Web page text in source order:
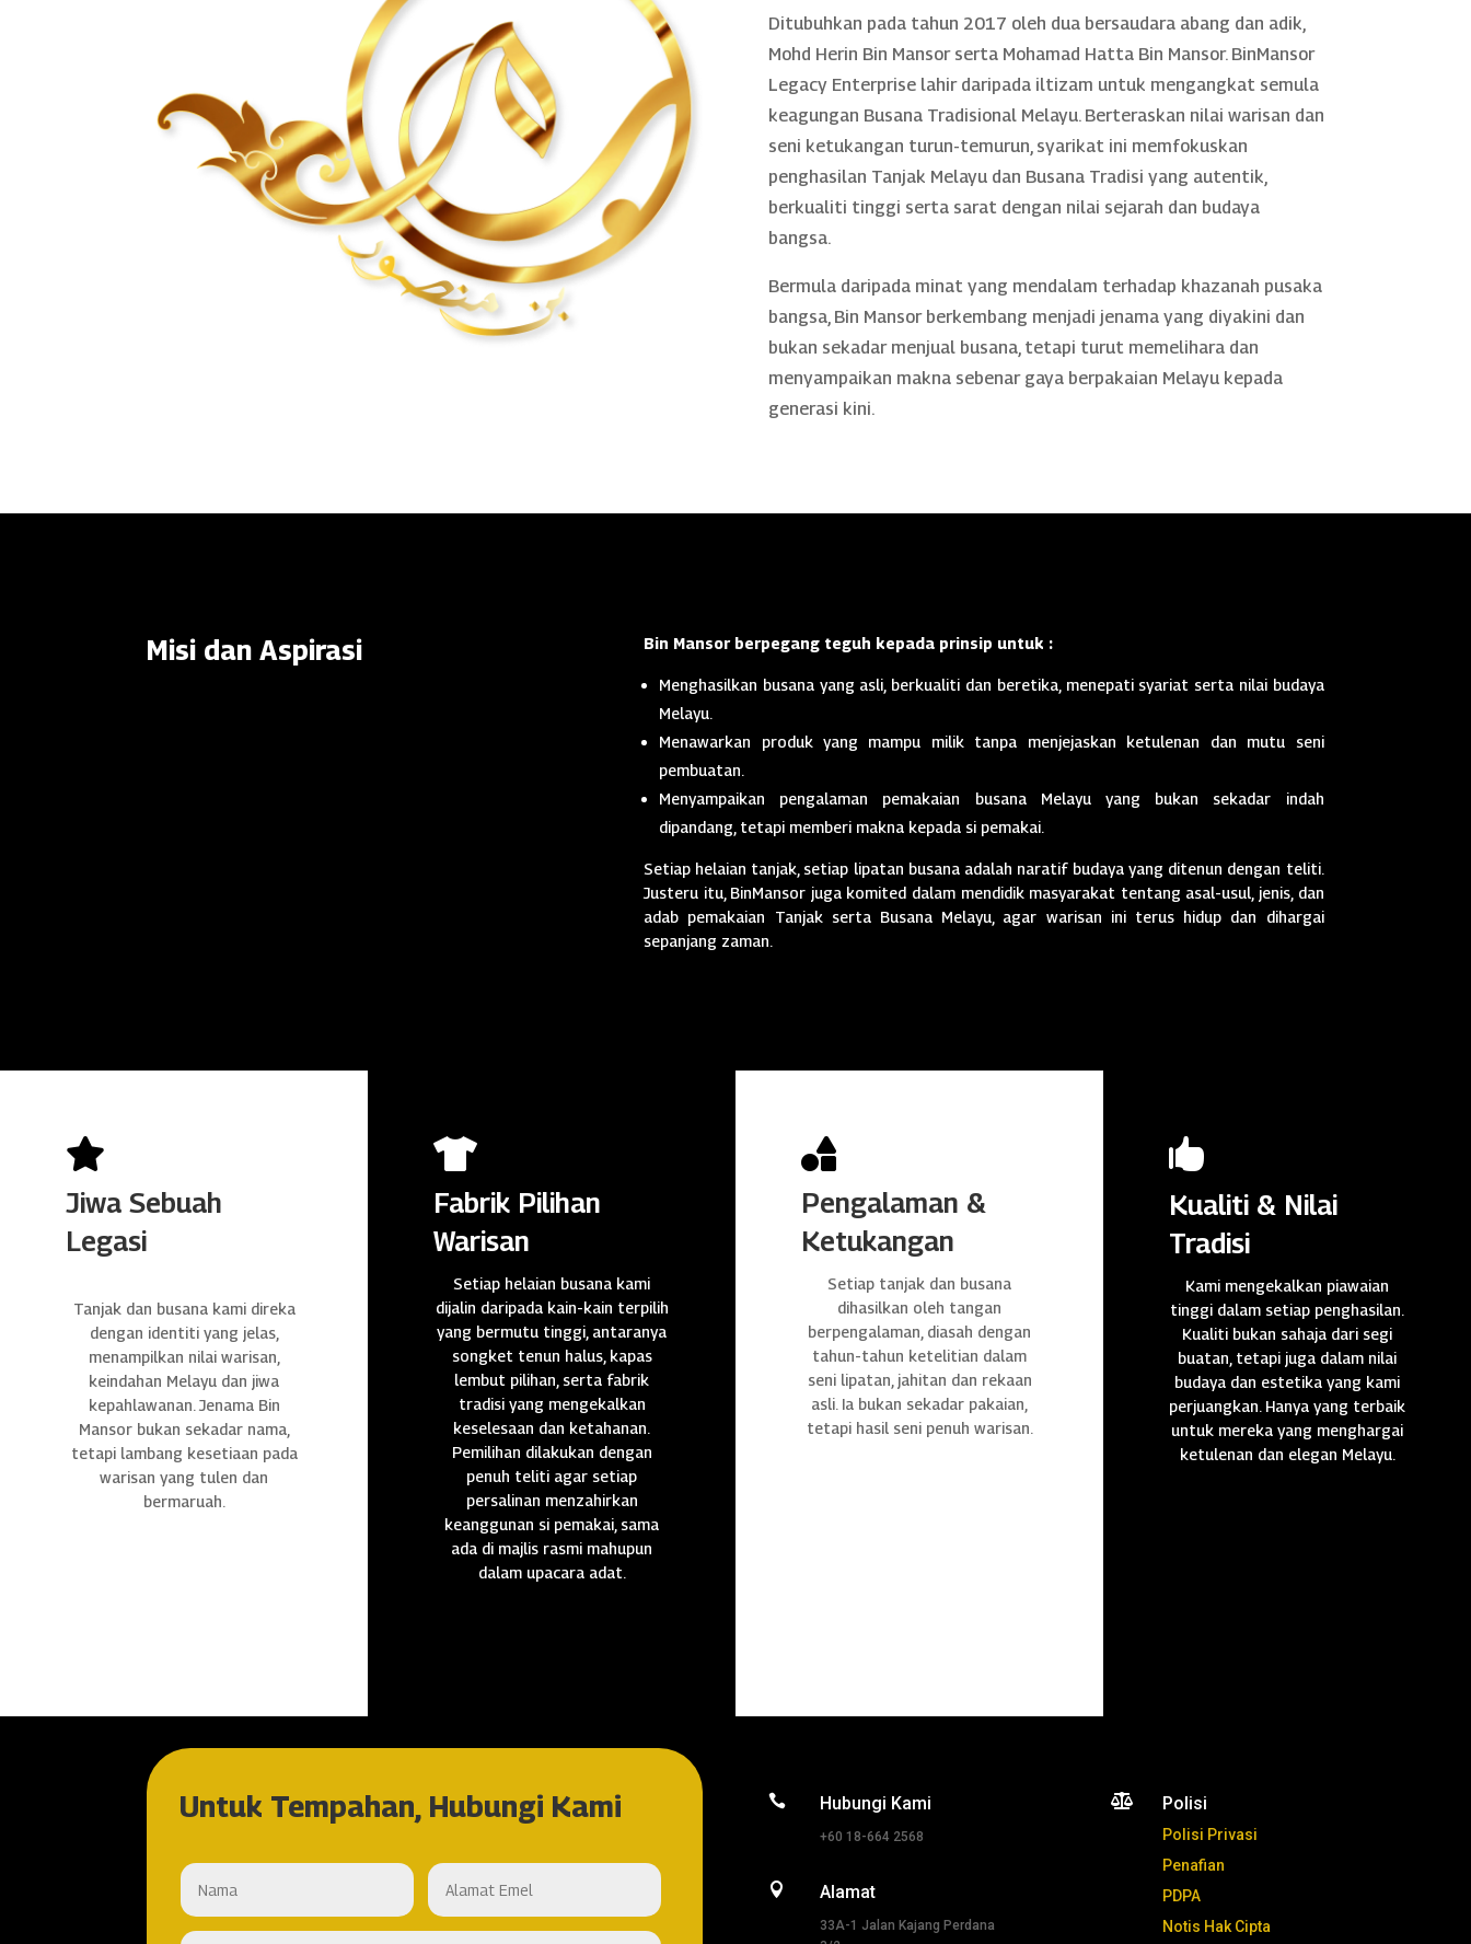
Ditubuhkan pada tahun 2017 oleh dua bersaudara abang dan adik,
Mohd Herin Bin Mansor serta Mohamad Hatta Bin Mansor. BinMansor
Legacy Enterprise lahir daripada iltizam untuk mengangkat semula
keagungan Busana Tradisional Melayu. Berteraskan nilai warisan dan
seni ketukangan turun-temurun, syarikat ini memfokuskan
penghasilan Tanjak Melayu dan Busana Tradisi yang autentik,
berkualiti tinggi serta sarat dengan nilai sejarah dan budaya
bangsa.
Bermula daripada minat yang mendalam terhadap khazanah pusaka
bangsa, Bin Mansor berkembang menjadi jenama yang diyakini dan
bukan sekadar menjual busana, tetapi turut memelihara dan
menyampaikan makna sebenar gaya berpakaian Melayu kepada
generasi kini.
Misi dan Aspirasi Bin Mansor berpegang teguh kepada prinsip untuk :
Menghasilkan busana yang asli, berkualiti dan beretika, menepati syariat serta nilai budaya
Melayu.
Menawarkan produk yang mampu milik tanpa menjejaskan ketulenan dan mutu seni
pembuatan.
Menyampaikan pengalaman pemakaian busana Melayu yang bukan sekadar indah
dipandang, tetapi memberi makna kepada si pemakai.
Setiap helaian tanjak, setiap lipatan busana adalah naratif budaya yang ditenun dengan teliti.
Justeru itu, BinMansor juga komited dalam mendidik masyarakat tentang asal-usul, jenis, dan
adab pemakaian Tanjak serta Busana Melayu, agar warisan ini terus hidup dan dihargai
sepanjang zaman.

Jiwa Sebuah
Legasi
Tanjak dan busana kami direka
dengan identiti yang jelas,
menampilkan nilai warisan,
keindahan Melayu dan jiwa
kepahlawanan. Jenama Bin
Mansor bukan sekadar nama,
tetapi lambang kesetiaan pada
warisan yang tulen dan
bermaruah.

Fabrik Pilihan
Warisan
Setiap helaian busana kami
dijalin daripada kain-kain terpilih
yang bermutu tinggi, antaranya
songket tenun halus, kapas
lembut pilihan, serta fabrik
tradisi yang mengekalkan
keselesaan dan ketahanan.
Pemilihan dilakukan dengan
penuh teliti agar setiap
persalinan menzahirkan
keanggunan si pemakai, sama
ada di majlis rasmi mahupun
dalam upacara adat.

Pengalaman &
Ketukangan
Setiap tanjak dan busana
dihasilkan oleh tangan
berpengalaman, diasah dengan
tahun-tahun ketelitian dalam
seni lipatan, jahitan dan rekaan
asli. Ia bukan sekadar pakaian,
tetapi hasil seni penuh warisan.

Kualiti & Nilai
Tradisi
Kami mengekalkan piawaian
tinggi dalam setiap penghasilan.
Kualiti bukan sahaja dari segi
buatan, tetapi juga dalam nilai
budaya dan estetika yang kami
perjuangkan. Hanya yang terbaik
untuk mereka yang menghargai
ketulenan dan elegan Melayu.
Untuk Tempahan, Hubungi Kami  Hubungi Kami
+60 18-664 2568
 Alamat
33A-1 Jalan Kajang Perdana
 Polisi
Polisi Privasi
Penafian
PDPA
Notis Hak Cipta